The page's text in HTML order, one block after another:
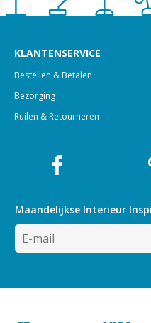
KLANTENSERVICE
Bestellen & Betalen
Bezorging
Ruilen & Retourneren
Maandelijkse Interieur